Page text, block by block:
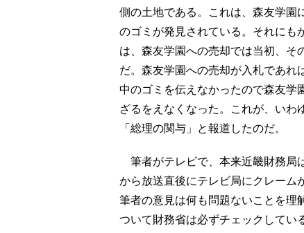
側の土地である。これは、森友学園
のゴミが発見されている。それにも
は、森友学園への売却では当初、そ
だ。森友学園への売却が入札であれ
中のゴミを伝えなかったので森友学
ざるをえなくなった。これが、いわ
「総理の関与」と報道したのだ。
筆者がテレビで、本来近畿財務局
から放送直後にテレビ局にクレーム
筆者の意見は何も問題ないことを理
ついて財務省は必ずチェックしてい